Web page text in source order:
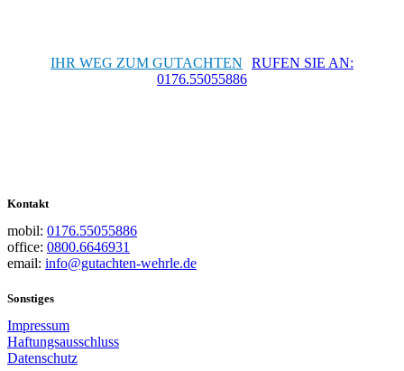
IHR WEG ZUM GUTACHTEN
RUFEN SIE AN:
0176.55055886
Kontakt
mobil: 0176.55055886
office: 0800.6646931
email: info@gutachten-wehrle.de
Sonstiges
Impressum
Haftungsausschluss
Datenschutz